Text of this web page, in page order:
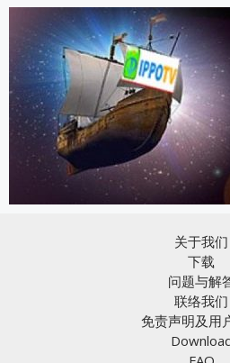
关于我们
下载
问题与解
联络我们
免责声明及用